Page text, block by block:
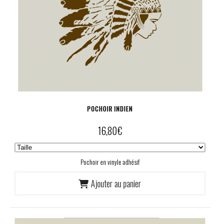
POCHOIR INDIEN
16,80€
Pochoir en vinyle adhésif
Ajouter au panier